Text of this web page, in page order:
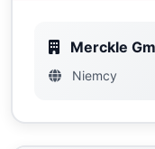
Merckle
Niemcy